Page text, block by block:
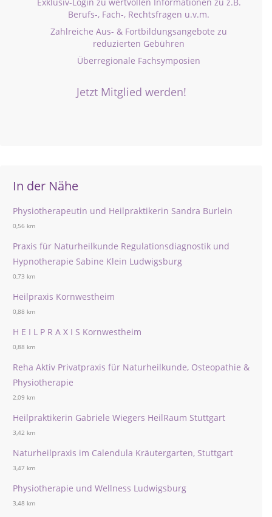
Berufs-, Fach-, Rechtsfragen u.v.m.
Zahlreiche Aus- & Fortbildungsangebote zu
reduzierten Gebühren
Überregionale Fachsymposien
Jetzt Mitglied werden!
In der Nähe
Physiotherapeutin und Heilpraktikerin Sandra Burlein
0,56 km
Praxis für Naturheilkunde Regulationsdiagnostik und
Hypnotherapie Sabine Klein Ludwigsburg
0,73 km
Heilpraxis Kornwestheim
0,88 km
H E I L P R A X I S Kornwestheim
0,88 km
Reha Aktiv Privatpraxis für Naturheilkunde, Osteopathie &
Physiotherapie
2,09 km
Heilpraktikerin Gabriele Wiegers HeilRaum Stuttgart
3,42 km
Naturheilpraxis im Calendula Kräutergarten, Stuttgart
3,47 km
Physiotherapie und Wellness Ludwigsburg
3,48 km